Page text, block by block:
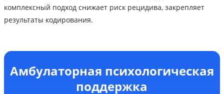
комплексный подход снижает риск рецидива, закрепляет
результаты кодирования.
Амбулаторная психологическая
поддержка